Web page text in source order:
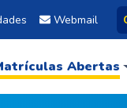
Webmail
Abertas